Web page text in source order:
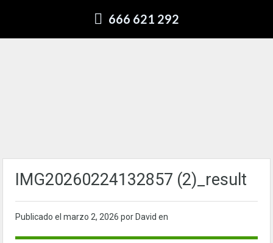
666 621 292
IMG20260224132857 (2)_result
Publicado el marzo 2, 2026 por David en